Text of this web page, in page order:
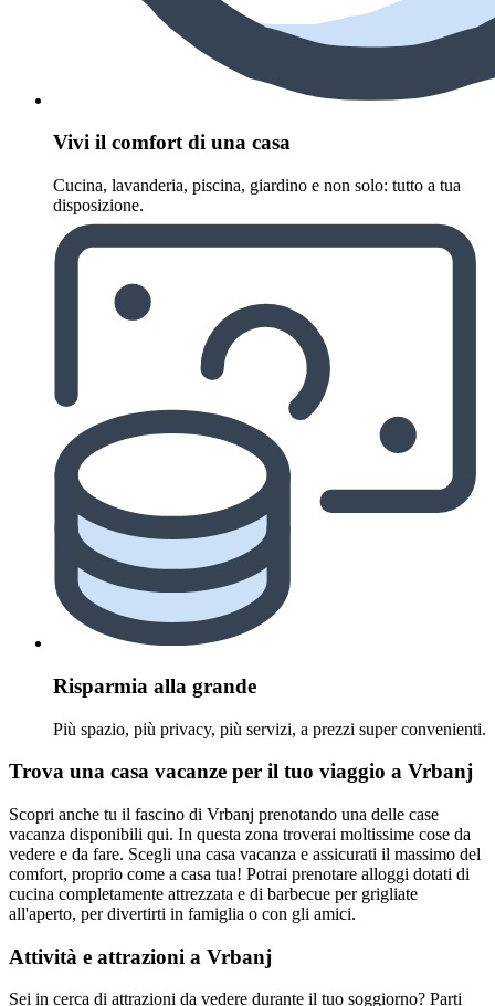
Vivi il comfort di una casa
Cucina, lavanderia, piscina, giardino e non solo: tutto a tua
disposizione.
Risparmia alla grande
Più spazio, più privacy, più servizi, a prezzi super convenienti.
Trova una casa vacanze per il tuo viaggio a Vrbanj
Scopri anche tu il fascino di Vrbanj prenotando una delle case
vacanza disponibili qui. In questa zona troverai moltissime cose da
vedere e da fare. Scegli una casa vacanza e assicurati il massimo del
comfort, proprio come a casa tua! Potrai prenotare alloggi dotati di
cucina completamente attrezzata e di barbecue per grigliate
all'aperto, per divertirti in famiglia o con gli amici.
Attività e attrazioni a Vrbanj
Sei in cerca di attrazioni da vedere durante il tuo soggiorno? Parti